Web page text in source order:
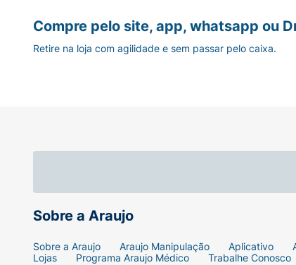
Sobre a Araujo
Sobre a Araujo Araujo Manipulação Aplicativo
Lojas
Programa Araujo Médico Trabalhe Conosco
Compre pelo site, app, whatsapp ou
Retire na loja com agilidade e sem passar pelo caixa.